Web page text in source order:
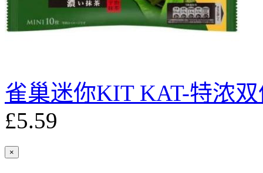
雀巢迷你KIT KAT-特浓
£5.59
×